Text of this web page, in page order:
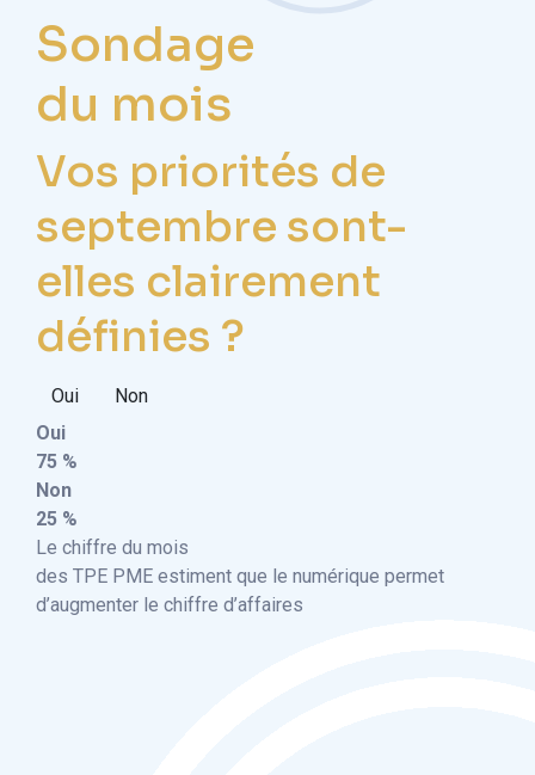
Sondage
du mois
Vos priorités de
septembre sont-
elles clairement
définies ?
Oui
Non
Oui
75 %
Non
25 %
Le chiffre du mois
des TPE PME estiment que le numérique permet
d’augmenter le chiffre d’affaires